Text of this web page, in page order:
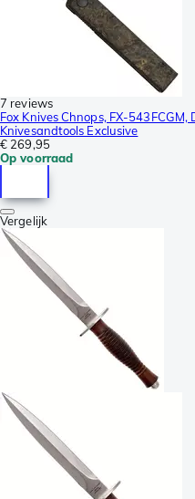
7 reviews
Fox Knives Chnops, FX-
Knivesandtools Exclusive
€ 269,95
Op voorraad
Vergelijk